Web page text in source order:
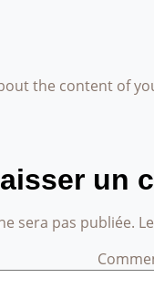
the content of
un
sera pas publiée.